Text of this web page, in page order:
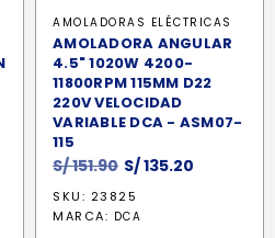
AMOLADORAS ELÉCTRICAS
AMOLADORA ANGULAR
4.5" 1020W 4200-
11800RPM 115MM D22
220V VELOCIDAD
VARIABLE DCA - ASM07-
115
S/151.90 El
precio
original
S/135.20
SKU: 23825
MARCA: DCA